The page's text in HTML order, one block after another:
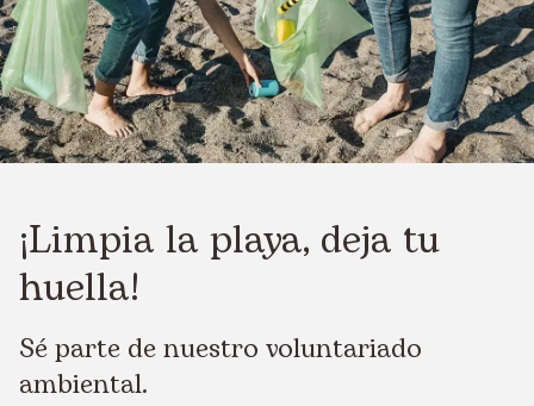
¡Limpia la playa, deja tu
huella!
Sé parte de nuestro voluntariado
ambiental.